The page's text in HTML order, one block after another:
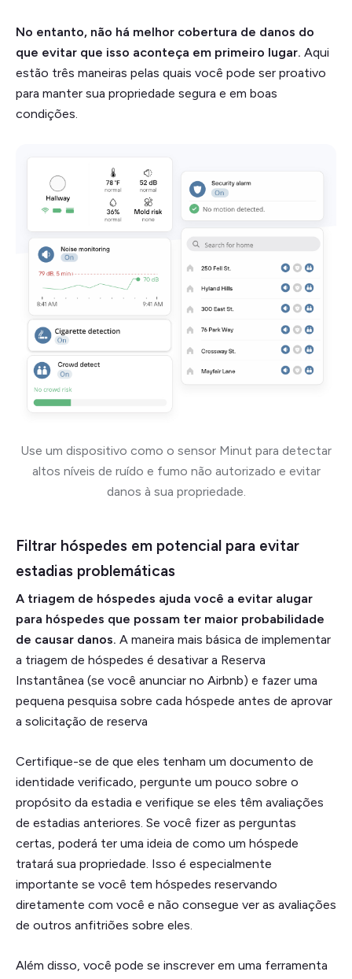
No entanto, não há melhor cobertura de danos do
que evitar que isso aconteça em primeiro lugar. Aqui
estão três maneiras pelas quais você pode ser proativo
para manter sua propriedade segura e em boas
condições.
Use um dispositivo como o sensor Minut para detectar
altos níveis de ruído e fumo não autorizado e evitar
danos à sua propriedade.
Filtrar hóspedes em potencial para evitar
estadias problemáticas
A triagem de hóspedes ajuda você a evitar alugar
para hóspedes que possam ter maior probabilidade
de causar danos. A maneira mais básica de implementar
a triagem de hóspedes é desativar a Reserva
Instantânea (se você anunciar no Airbnb) e fazer uma
pequena pesquisa sobre cada hóspede antes de aprovar
a solicitação de reserva
Certifique-se de que eles tenham um documento de
identidade verificado, pergunte um pouco sobre o
propósito da estadia e verifique se eles têm avaliações
de estadias anteriores. Se você fizer as perguntas
certas, poderá ter uma ideia de como um hóspede
tratará sua propriedade. Isso é especialmente
importante se você tem hóspedes reservando
diretamente com você e não consegue ver as avaliações
de outros anfitriões sobre eles.
Além disso, você pode se inscrever em uma ferramenta